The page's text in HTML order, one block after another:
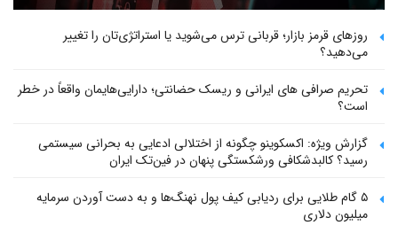
روزهای قرمز بازار؛ قربانی ترس می‌شوید یا استراتژی‌تان را تغییر
می‌دهید؟
تحریم صرافی های ایرانی و ریسک حضانتی؛ دارایی‌هایمان واقعاً در خطر
است؟
گزارش ویژه: اکسکوینو چگونه از اختلالی ادعایی به بحرانی سیستمی
رسید؟ کالبدشکافی ورشکستگی پنهان در فین‌تک ایران
۵ گام طلایی برای ردیابی کیف پول‌ نهنگ‌ها و به دست آوردن سرمایه
میلیون دلاری